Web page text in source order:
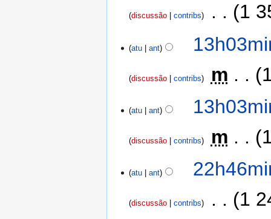
discussão contribs 1
atu ant
discussão contribs m
atu ant
discussão contribs m
atu ant
discussão contribs 1